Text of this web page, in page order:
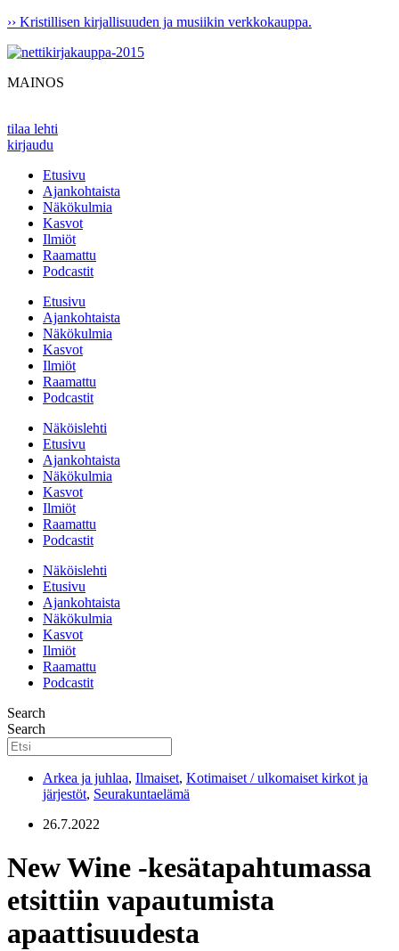
Mene
›› Kristillisen kirjallisuuden ja musiikin verkkokauppa.
MAINOS
tilaa lehti
kirjaudu
Etusivu
Ajankohtaista
Näkökulmia
Kasvot
Ilmiöt
Raamattu
Podcastit
Etusivu
Ajankohtaista
Näkökulmia
Kasvot
Ilmiöt
Raamattu
Podcastit
Näköislehti
Etusivu
Ajankohtaista
Näkökulmia
Kasvot
Ilmiöt
Raamattu
Podcastit
Näköislehti
Etusivu
Ajankohtaista
Näkökulmia
Kasvot
Ilmiöt
Raamattu
Podcastit
Search
Search
Arkea ja juhlaa, Ilmaiset, Kotimaiset / ulkomaiset kirkot ja
järjestöt, Seurakuntaelämä
26.7.2022
New Wine -kesätapahtumassa
etsittiin vapautumista
apaattisuudesta